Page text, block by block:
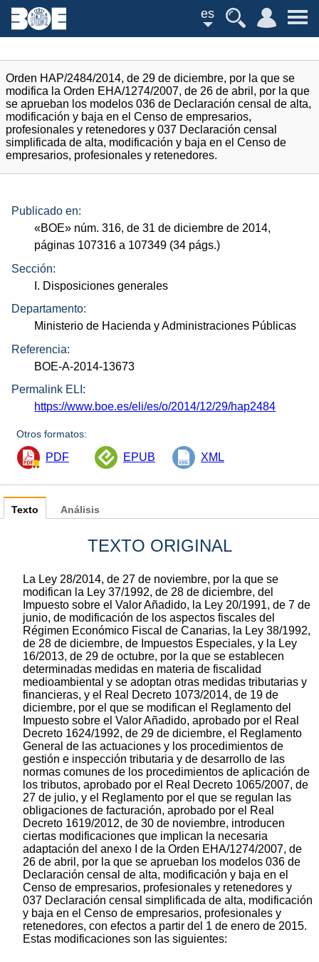
es
Orden HAP/2484/2014, de 29 de diciembre, por la que se
modifica la Orden EHA/1274/2007, de 26 de abril, por la que
se aprueban los modelos 036 de Declaración censal de alta,
modificación y baja en el Censo de empresarios,
profesionales y retenedores y 037 Declaración censal
simplificada de alta, modificación y baja en el Censo de
empresarios, profesionales y retenedores.
Publicado en:
«BOE» núm. 316, de 31 de diciembre de 2014,
páginas 107316 a 107349 (34 págs.)
Sección:
I. Disposiciones generales
Departamento:
Ministerio de Hacienda y Administraciones Públicas
Referencia:
BOE-A-2014-13673
Permalink ELI:
https://www.boe.es/eli/es/o/2014/12/29/hap2484
Otros formatos:
PDF EPUB XML
Texto
TEXTO ORIGINAL
La Ley 28/2014, de 27 de noviembre, por la que se
modifican la Ley 37/1992, de 28 de diciembre, del
Impuesto sobre el Valor Añadido, la Ley 20/1991, de 7 de
junio, de modificación de los aspectos fiscales del
Régimen Económico Fiscal de Canarias, la Ley 38/1992,
de 28 de diciembre, de Impuestos Especiales, y la Ley
16/2013, de 29 de octubre, por la que se establecen
determinadas medidas en materia de fiscalidad
medioambiental y se adoptan otras medidas tributarias y
financieras, y el Real Decreto 1073/2014, de 19 de
diciembre, por el que se modifican el Reglamento del
Impuesto sobre el Valor Añadido, aprobado por el Real
Decreto 1624/1992, de 29 de diciembre, el Reglamento
General de las actuaciones y los procedimientos de
gestión e inspección tributaria y de desarrollo de las
normas comunes de los procedimientos de aplicación de
los tributos, aprobado por el Real Decreto 1065/2007, de
27 de julio, y el Reglamento por el que se regulan las
obligaciones de facturación, aprobado por el Real
Decreto 1619/2012, de 30 de noviembre, introducen
ciertas modificaciones que implican la necesaria
adaptación del anexo I de la Orden EHA/1274/2007, de
26 de abril, por la que se aprueban los modelos 036 de
Declaración censal de alta, modificación y baja en el
Censo de empresarios, profesionales y retenedores y
037 Declaración censal simplificada de alta, modificación
y baja en el Censo de empresarios, profesionales y
retenedores, con efectos a partir del 1 de enero de 2015.
Estas modificaciones son las siguientes:
Análisis